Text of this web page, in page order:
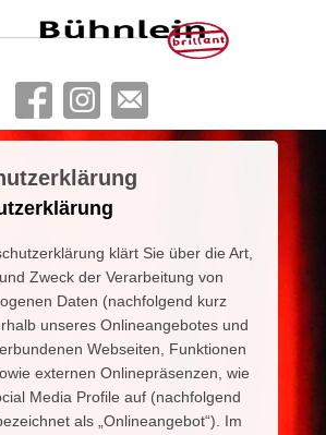
brillant
aus Köln
klärt Sie über die Art,
Zweck der Verarbeitung von
Daten (nachfolgend kurz
unseres Onlineangebotes und
Webseiten, Funktionen
externen Onlinepräsenzen, wie
Media Profile auf (nachfolgend
als „Onlineangebot“). Im